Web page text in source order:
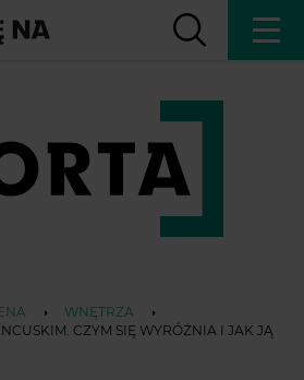
WNĘTRZA
CZYM SIĘ WYRÓŻNIA I JAK JĄ